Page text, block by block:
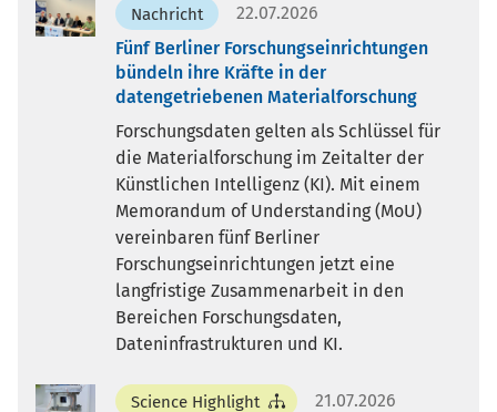
Nachricht
22.07.2026
Fünf Berliner Forschungseinrichtungen
bündeln ihre Kräfte in der
datengetriebenen Materialforschung
Forschungsdaten gelten als Schlüssel für
die Materialforschung im Zeitalter der
Künstlichen Intelligenz (KI). Mit einem
Memorandum of Understanding (MoU)
vereinbaren fünf Berliner
Forschungseinrichtungen jetzt eine
langfristige Zusammenarbeit in den
Bereichen Forschungsdaten,
Dateninfrastrukturen und KI.
Science Highlight
21.07.2026